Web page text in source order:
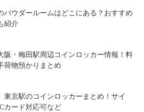
パウダールームはどこにある？おすすめ
紹介
阪・梅田駅周辺コインロッカー情報！料
荷物預かりまとめ
東京駅のコインロッカーまとめ！サイ
カード対応可など